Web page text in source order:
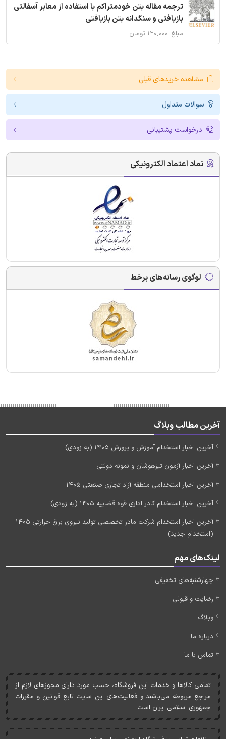
ترجمه مقاله بتن خودمتراکم با استفاده از معابر آسفالتی
بازیافتی و سنگدانه بتن بازیافتی
مبلغ: ۱۲۰,۰۰۰ تومان
مشاهده خریدهای قبلی
سوالات متداول
درخواست پشتیبانی
نماد اعتماد الکترونیکی
لوگوی رسانه‌های برخط
آخرین مطالب وبلاگ
آخرین اخبار استخدام آموزش و پرورش 1405 (به زودی)
آخرین اخبار آزمون تیزهوشان و نمونه دولتی
آخرین اخبار استخدامی منطقه آزاد تجاری صنعتی 1405
آخرین اخبار استخدام کادر اداری قوه قضاییه 1405 (به زودی)
آخرین اخبار استخدام شرکت مادر تخصصی تولید نیروی برق حرارتی 1405
(استخدام جدید)
لینک‌های مهم
چهارشنبه‌های تخفیفی
رضایت و قبولی
وبلاگ
درباره ما
تماس با ما
تمامی کالاها و خدمات اين فروشگاه، حسب مورد دارای مجوزهای لازم از
مراجع مربوطه می‌باشند و فعاليت‌های اين سايت تابع قوانين و مقررات
جمهوری اسلامی ايران است.